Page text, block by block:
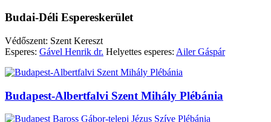
Budai-Déli Espereskerület
Védőszent: Szent Kereszt
Esperes: Gável Henrik dr. Helyettes esperes: Ailer Gáspár
Budapest-Albertfalvi Szent Mihály Plébánia